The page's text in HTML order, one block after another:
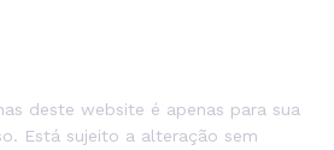
deste website é apenas para sua
Está sujeito a alteração sem